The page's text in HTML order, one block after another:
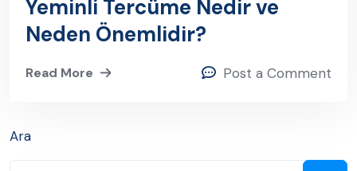
Yeminli Tercüme Nedir ve
Neden Önemlidir?
Read More Post a Comment
Ara